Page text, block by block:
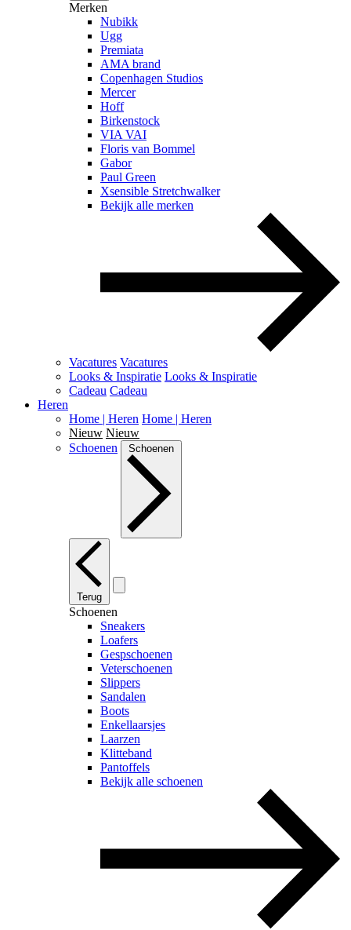
Merken
Nubikk
Ugg
Premiata
AMA brand
Copenhagen Studios
Mercer
Hoff
Birkenstock
VIA VAI
Floris van Bommel
Gabor
Paul Green
Xsensible Stretchwalker
Bekijk alle merken
Vacatures Vacatures
Looks & Inspiratie Looks & Inspiratie
Cadeau Cadeau
Heren
Home | Heren Home | Heren
Nieuw Nieuw
Schoenen
Schoenen
Terug
Schoenen
Sneakers
Loafers
Gespschoenen
Veterschoenen
Slippers
Sandalen
Boots
Enkellaarsjes
Laarzen
Klitteband
Pantoffels
Bekijk alle schoenen